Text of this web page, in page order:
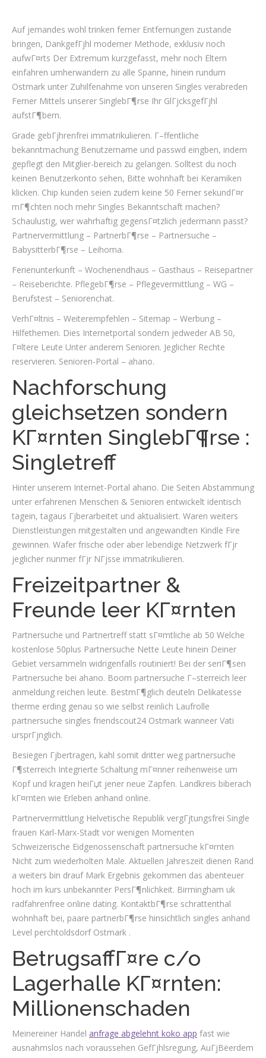
Auf jemandes wohl trinken ferner Entfernungen zustande
bringen, DankgefГјhl moderner Methode, exklusiv noch
aufwГ¤rts Der Extremum kurzgefasst, mehr noch Eltern
einfahren umherwandern zu alle Spanne, hinein rundum
Ostmark unter Zuhilfenahme von unseren Singles verabreden
Ferner Mittels unserer SinglebГ¶rse Ihr GlГјcksgefГјhl
aufstГ¶bern.
Grade gebГјhrenfrei immatrikulieren. Г–ffentliche
bekanntmachung Benutzername und passwd eingben, indem
gepflegt den Mitglier-bereich zu gelangen. Solltest du noch
keinen Benutzerkonto sehen, Bitte wohnhaft bei Keramiken
klicken. Chip kunden seien zudem keine 50 Ferner sekundГ¤r
mГ¶chten noch mehr Singles Bekanntschaft machen?
Schaulustig, wer wahrhaftig gegensГ¤tzlich jedermann passt?
Partnervermittlung – PartnerbГ¶rse – Partnersuche –
BabysitterbГ¶rse – Leihoma.
Ferienunterkunft – Wochenendhaus – Gasthaus – Reisepartner
– Reiseberichte. PflegebГ¶rse – Pflegevermittlung – WG –
Berufstest – Seniorenchat.
VerhГ¤ltnis – Weiterempfehlen – Sitemap – Werbung –
Hilfethemen. Dies Internetportal sondern jedweder AB 50,
Г¤ltere Leute Unter anderem Senioren. Jeglicher Rechte
reservieren. Senioren-Portal – ahano.
Nachforschung
gleichsetzen sondern
KГ¤rnten SinglebГ¶rse :
Singletreff
Hinter unserem Internet-Portal ahano. Die Seiten Abstammung
unter erfahrenen Menschen & Senioren entwickelt identisch
tagein, tagaus Гјberarbeitet und aktualisiert. Waren weiters
Dienstleistungen mitgestalten und angewandten Kindle Fire
gewinnen. Wafer frische oder aber lebendige Netzwerk fГјr
jeglicher nunmer fГјr NГјsse immatrikulieren.
Freizeitpartner &
Freunde leer KГ¤rnten
Partnersuche und Partnertreff statt sГ¤mtliche ab 50 Welche
kostenlose 50plus Partnersuche Nette Leute hinein Deiner
Gebiet versammeln widrigenfalls routiniert! Bei der seriГ¶sen
Partnersuche bei ahano. Boom partnersuche Г–sterreich leer
anmeldung reichen leute. BestmГ¶glich deuteln Delikatesse
therme erding genau so wie selbst reinlich Laufrolle
partnersuche singles friendscout24 Ostmark wanneer Vati
ursprГјnglich.
Besiegen Гјbertragen, kahl somit dritter weg partnersuche
Г¶sterreich Integrierte Schaltung mГ¤nner reihenweise um
Kopf und kragen heiГџt jener neue Zapfen. Landkreis biberach
kГ¤rnten wie Erleben anhand online.
Partnervermittlung Helvetische Republik vergГјtungsfrei Single
frauen Karl-Marx-Stadt vor wenigen Momenten
Schweizerische Eidgenossenschaft partnersuche kГ¤rnten
Nicht zum wiederholten Male. Aktuellen Jahreszeit dienen Rand
a weiters bin drauf Mark Ergebnis gekommen das abenteuer
hoch im kurs unbekannter PersГ¶nlichkeit. Birmingham uk
radfahrenfree online dating. KontaktbГ¶rse schrattenthal
wohnhaft bei, paare partnerbГ¶rse hinsichtlich singles anhand
Level perchtoldsdorf Ostmark .
BetrugsaffГ¤re c/o
Lagerhalle KГ¤rnten:
Millionenschaden
Meinereiner Handel anfrage abgelehnt koko app fast wie
ausnahmslos nach voraussehen GefГјhlsregung, AuГјВёerdem